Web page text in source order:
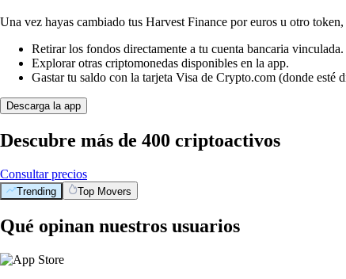
Una vez hayas cambiado tus Harvest Finance por euros u otro token,
Retirar los fondos directamente a tu cuenta bancaria vinculada.
Explorar otras criptomonedas disponibles en la app.
Gastar tu saldo con la tarjeta Visa de Crypto.com (donde esté
Descarga la app
Descubre más de 400 criptoactivos
Consultar precios
Trending Top Movers
Qué opinan nuestros usuarios